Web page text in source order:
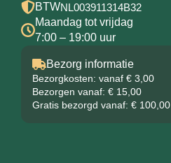
BTWNL003911314B32
Maandag tot vrijdag
7:00 – 19:00 uur
Bezorg informatie
Bezorgkosten: vanaf € 3,00
Bezorgen vanaf: € 15,00
Gratis bezorgd vanaf: € 100,00